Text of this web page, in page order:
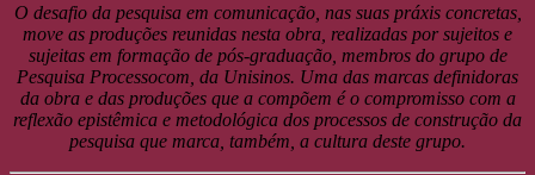
O desafio da pesquisa em comunicação, nas suas práxis concretas,
move as produções reunidas nesta obra, realizadas por sujeitos e
sujeitas em formação de pós-graduação, membros do grupo de
Pesquisa Processocom, da Unisinos. Uma das marcas definidoras
da obra e das produções que a compõem é o compromisso com a
reflexão epistêmica e metodológica dos processos de construção da
pesquisa que marca, também, a cultura deste grupo.